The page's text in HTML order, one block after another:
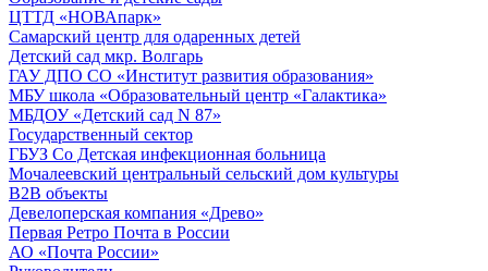
ЦТТД «НОВАпарк»
Самарский центр для одаренных детей
Детский сад мкр. Волгарь
ГАУ ДПО СО «Институт развития образования»
МБУ школа «Образовательный центр «Галактика»
МБДОУ «Детский сад N 87»
Государственный сектор
ГБУЗ Со Детская инфекционная больница
Мочалеевский центральный сельский дом культуры
B2B объекты
Девелоперская компания «Древо»
Первая Ретро Почта в России
АО «Почта России»